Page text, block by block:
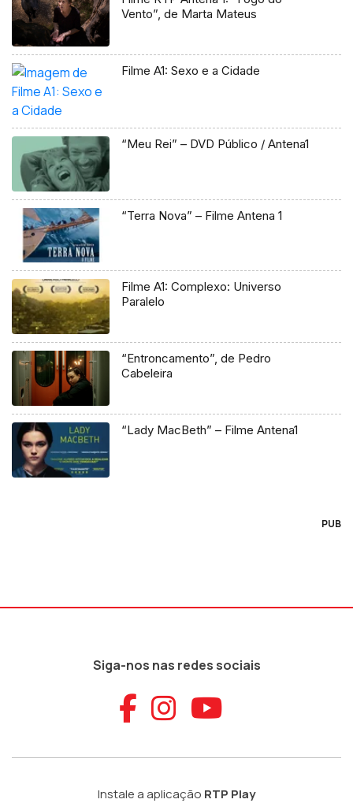
Vento”, de Marta Mateus
Filme A1: Sexo e a Cidade
“Meu Rei” – DVD Público / Antena1
“Terra Nova” – Filme Antena 1
Filme A1: Complexo: Universo
Paralelo
“Entroncamento”, de Pedro
Cabeleira
“Lady MacBeth” – Filme Antena1
PUB
Siga-nos nas redes sociais
Aceder ao
Aceder ao
Aceder
Instale a aplicação RTP Play